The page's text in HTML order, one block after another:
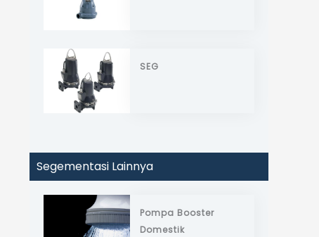
SEG
Segementasi Lainnya
Pompa Booster
Domestik